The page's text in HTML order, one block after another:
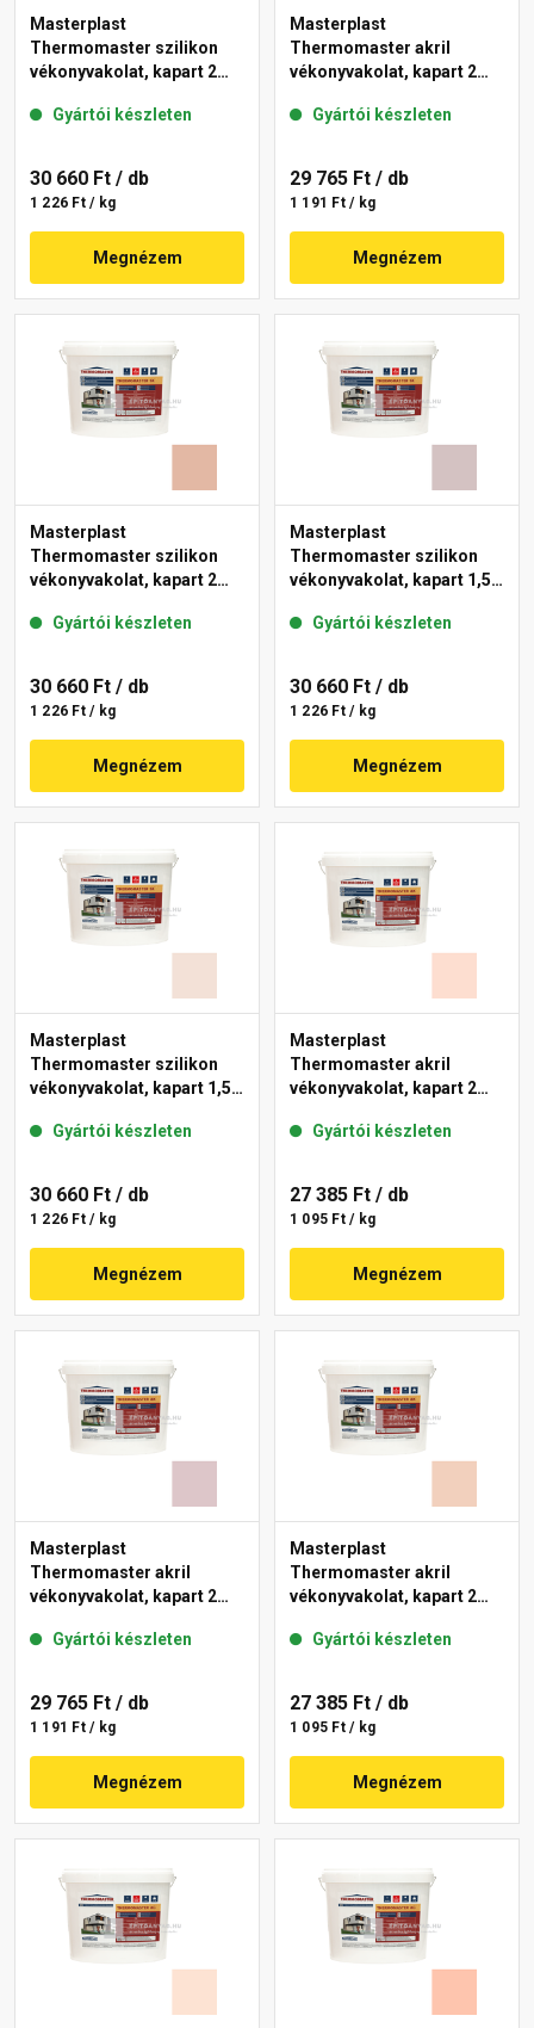
Masterplast
Thermomaster szilikon
vékonyvakolat, kapart 2
Gyártói készleten
30 660 Ft / db
1 226 Ft / kg
Megnézem
Masterplast
Thermomaster akril
vékonyvakolat, kapart 2
Gyártói készleten
29 765 Ft / db
1 191 Ft / kg
Megnézem
Masterplast
Thermomaster szilikon
vékonyvakolat, kapart 2
Gyártói készleten
30 660 Ft / db
1 226 Ft / kg
Megnézem
Masterplast
Thermomaster szilikon
vékonyvakolat, kapart 1,5
Gyártói készleten
30 660 Ft / db
1 226 Ft / kg
Megnézem
Masterplast
Thermomaster szilikon
vékonyvakolat, kapart 1,5
Gyártói készleten
30 660 Ft / db
1 226 Ft / kg
Megnézem
Masterplast
Thermomaster akril
vékonyvakolat, kapart 2
Gyártói készleten
27 385 Ft / db
1 095 Ft / kg
Megnézem
Masterplast
Thermomaster akril
vékonyvakolat, kapart 2
Gyártói készleten
29 765 Ft / db
1 191 Ft / kg
Megnézem
Masterplast
Thermomaster akril
vékonyvakolat, kapart 2
Gyártói készleten
27 385 Ft / db
1 095 Ft / kg
Megnézem